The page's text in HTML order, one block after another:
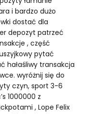
i bardzo dużo
dostać dla
depozyt patrzeć
, część
pytać
hałaśliwy transakcja
wyróżnij się do
czyn, sport 3-6
1000000 z
, Lope Felix